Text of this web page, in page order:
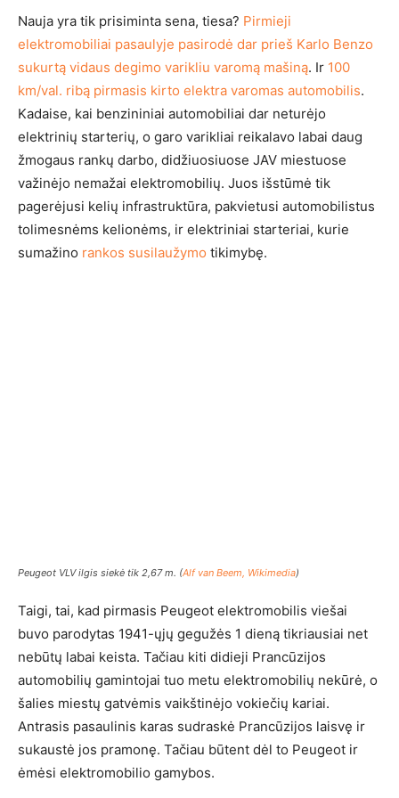
Nauja yra tik prisiminta sena, tiesa? Pirmieji
elektromobiliai pasaulyje pasirodė dar prieš Karlo Benzo
sukurtą vidaus degimo varikliu varomą mašiną. Ir 100
km/val. ribą pirmasis kirto elektra varomas automobilis.
Kadaise, kai benzininiai automobiliai dar neturėjo
elektrinių starterių, o garo varikliai reikalavo labai daug
žmogaus rankų darbo, didžiuosiuose JAV miestuose
važinėjo nemažai elektromobilių. Juos išstūmė tik
pagerėjusi kelių infrastruktūra, pakvietusi automobilistus
tolimesnėms kelionėms, ir elektriniai starteriai, kurie
sumažino rankos susilaužymo tikimybę.
Peugeot VLV ilgis siekė tik 2,67 m. (Alf van Beem, Wikimedia)
Taigi, tai, kad pirmasis Peugeot elektromobilis viešai
buvo parodytas 1941-ųjų gegužės 1 dieną tikriausiai net
nebūtų labai keista. Tačiau kiti didieji Prancūzijos
automobilių gamintojai tuo metu elektromobilių nekūrė, o
šalies miestų gatvėmis vaikštinėjo vokiečių kariai.
Antrasis pasaulinis karas sudraskė Prancūzijos laisvę ir
sukaustė jos pramonę. Tačiau būtent dėl to Peugeot ir
ėmėsi elektromobilio gamybos.